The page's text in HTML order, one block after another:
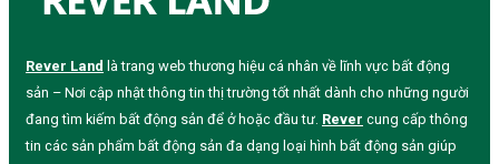
Rever Land là trang web thương hiệu cá nhân về lĩnh vực bất động
sản – Nơi cập nhật thông tin thị trường tốt nhất dành cho những người
đang tìm kiếm bất động sản để ở hoặc đầu tư. Rever cung cấp thông
tin các sản phẩm bất động sản đa dạng loại hình bất động sản giúp